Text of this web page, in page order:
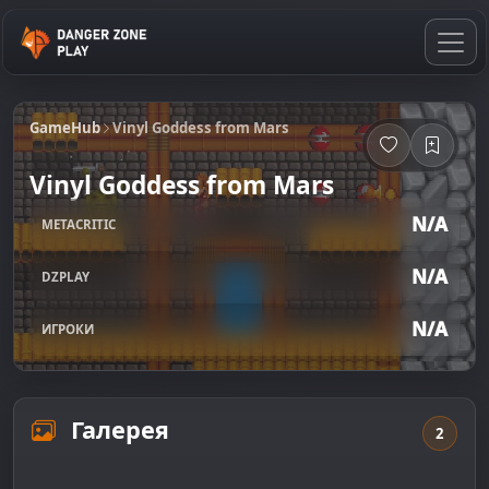
GameHub Vinyl Goddess from Mars
Vinyl Goddess from Mars
METACRITIC N/A
DZPLAY N/A
ИГРОКИ N/A
Галерея 2